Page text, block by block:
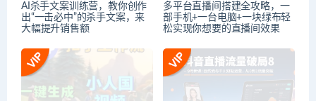
AI杀手文案训练营，教你创作
出“一击必中”的杀手文案，来
大幅提升销售额
多平台直播间搭建全攻略，一
部手机+一台电脑+一块绿布轻
松实现你想要的直播间效果